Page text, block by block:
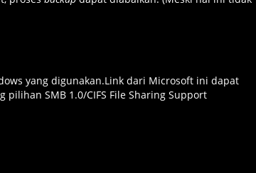
yang digunakan.Link dari Microsoft ini dapat
SMB 1.0/CIFS File Sharing Support